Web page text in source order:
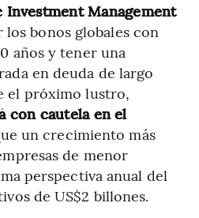
Investment Management
los bonos globales con
años y tener una
en deuda de largo
el próximo lustro,
con cautela en el
un crecimiento más
de menor
perspectiva anual del
de US$2 billones.